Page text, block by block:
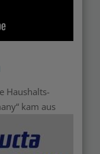
Haushalts-
kam aus